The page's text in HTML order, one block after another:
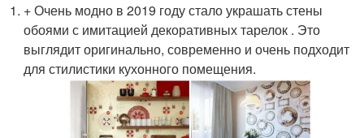
+ Очень модно в 2019 году стало украшать стены
обоями с имитацией декоративных тарелок . Это
выглядит оригинально, современно и очень подходит
для стилистики кухонного помещения.